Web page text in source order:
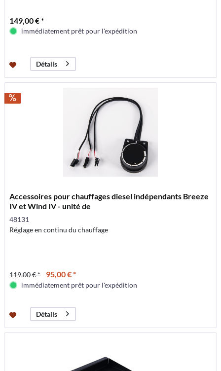
149,00 € *
immédiatement prêt pour l'expédition
Détails
Accessoires pour chauffages diesel indépendants Breeze
IV et Wind IV - unité de
48131
Réglage en continu du chauffage
119,00 € * 95,00 € *
immédiatement prêt pour l'expédition
Détails